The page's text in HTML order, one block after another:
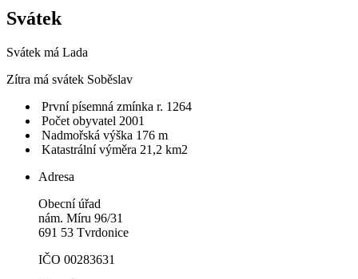
Svátek
Svátek má Lada
Zítra má svátek Soběslav
První písemná zmínka r. 1264
Počet obyvatel 2001
Nadmořská výška 176 m
Katastrální výměra 21,2 km2
Adresa
Obecní úřad
nám. Míru 96/31
691 53 Tvrdonice
IČO 00283631